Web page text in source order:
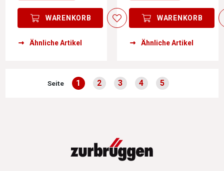
WARENKORB
Ähnliche Artikel
WARENKORB
Ähnliche Artikel
Seite
Seite
1
Seite
2
Seite
3
Seite
4
Seite
5